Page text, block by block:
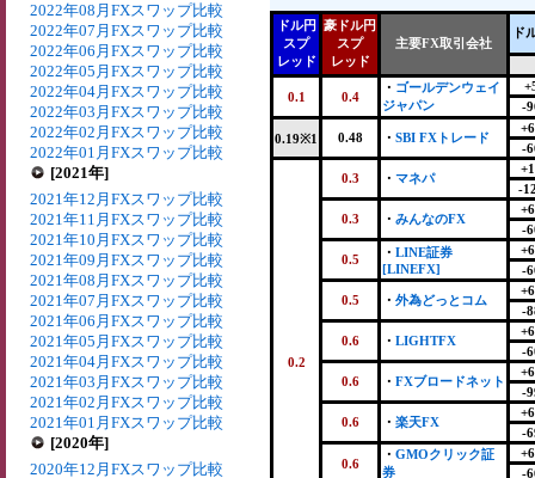
2022年08月FXスワップ比較
2022年07月FXスワップ比較
2022年06月FXスワップ比較
2022年05月FXスワップ比較
2022年04月FXスワップ比較
2022年03月FXスワップ比較
2022年02月FXスワップ比較
2022年01月FXスワップ比較
[2021年]
2021年12月FXスワップ比較
2021年11月FXスワップ比較
2021年10月FXスワップ比較
2021年09月FXスワップ比較
2021年08月FXスワップ比較
2021年07月FXスワップ比較
2021年06月FXスワップ比較
2021年05月FXスワップ比較
2021年04月FXスワップ比較
2021年03月FXスワップ比較
2021年02月FXスワップ比較
2021年01月FXスワップ比較
[2020年]
2020年12月FXスワップ比較
ドル円
スプ
レッド
豪ドル円
スプ
レッド
主要FX取引会社
ド
0.1 0.4
・ ゴールデンウェイ
ジャパン
-
0.19※1 0.48 ・ SBI FXトレード
-
0.2
0.3 ・ マネパ
-
0.3 ・ みんなのFX
-
0.5 ・ LINE証券
[LINEFX]
-
0.5 ・ 外為どっとコム
-
0.6 ・ LIGHTFX
-
0.6 ・ FXブロードネット
-
0.6 ・ 楽天FX
-
0.6
・ GMOクリック証
券
-